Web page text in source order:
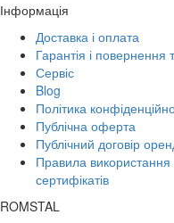
Інформація
Доставка і оплата
Гарантія і повернення
Сервіс
Blog
Політика
Публічна оферта
Публічний договір
Правила
сертифікатів
ROMSTAL